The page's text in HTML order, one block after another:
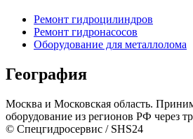
Ремонт гидроцилиндров
Ремонт гидронасосов
Оборудование для металлолома
География
Москва и Московская область.
оборудование из регионов РФ через
© Спецгидросервис / SHS24